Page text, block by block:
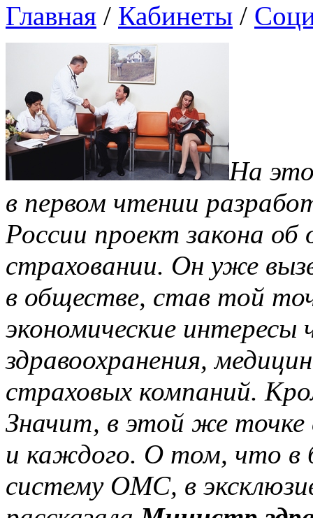
Главная / Кабинеты /
На
в первом чтении
России проект закона об
страховании. Он уже
в обществе, став той
экономические интересы
здравоохранения,
страховых компаний.
Значит, в этой же точке
и каждого. О том, что
систему ОМС, в